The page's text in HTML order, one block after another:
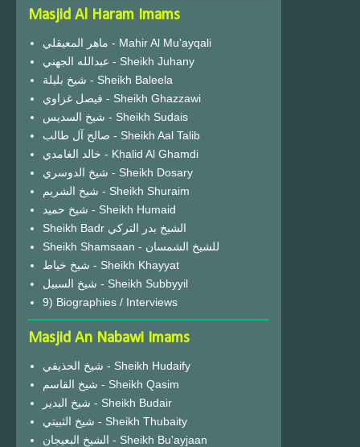
Masjid Al Haram Imams
ماهر المعيقلي - Mahir Al Mu'ayqali
عبدالله الجهني - Sheikh Juhany
شيخ بليلة - Sheikh Baleela
فيصل غزاوي - Sheikh Ghazzawi
شيخ السديس - Sheikh Sudais
صالح آل طالب - Sheikh Aal Talib
خالد الغامدي - Khalid Al Ghamdi
شيخ الدوسري - Sheikh Dosary
شيخ الشريم - Sheikh Shuraim
شيخ حميد - Sheikh Humaid
Sheikh Badr الشيخ بدر التركي
Sheikh Shamsaan - للشيخ الشمسان
شيخ خياط - Sheikh Khayyat
شيخ السبيل - Sheikh Subbyyil
9) Biographies / Interviews
Masjid An Nabawi Imams
شيخ الحذيفي - Sheikh Hudaify
شيخ القاسم - Sheikh Qasim
شيخ البدير - Sheikh Budair
شيخ الثبيتي - Sheikh Thubaity
الشيخ البعيجان - Sheikh Bu'ayjaan